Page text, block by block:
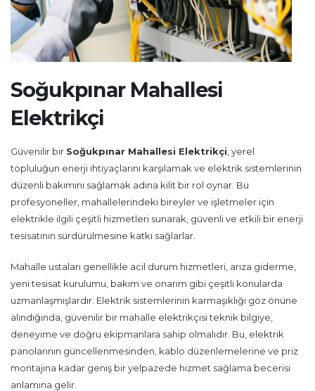
Soğukpınar Mahallesi
Elektrikçi
Güvenilir bir Soğukpınar Mahallesi Elektrikçi , yerel
topluluğun enerji ihtiyaçlarını karşılamak ve elektrik sistemlerinin
düzenli bakımını sağlamak adına kilit bir rol oynar. Bu
profesyoneller, mahallelerindeki bireyler ve işletmeler için
elektrikle ilgili çeşitli hizmetleri sunarak, güvenli ve etkili bir enerji
tesisatının sürdürülmesine katkı sağlarlar.
Mahalle ustaları genellikle acil durum hizmetleri, arıza giderme,
yeni tesisat kurulumu, bakım ve onarım gibi çeşitli konularda
uzmanlaşmışlardır. Elektrik sistemlerinin karmaşıklığı göz önüne
alındığında, güvenilir bir mahalle elektrikçisi teknik bilgiye,
deneyime ve doğru ekipmanlara sahip olmalıdır. Bu, elektrik
panolarının güncellenmesinden, kablo düzenlemelerine ve priz
montajına kadar geniş bir yelpazede hizmet sağlama becerisi
anlamına gelir.